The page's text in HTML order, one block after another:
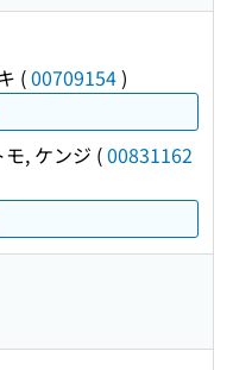
(00709154)
, ケンジ (00831162